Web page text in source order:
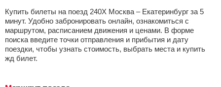
Приб.
09:50
Стонка
15мин
Отпр.
10:05
Км
785 км
В пути
11 ч 15 м
Зуевка
Купить билеты на поезд 240Х Москва – Екатеринбург за 5
минут. Удобно забронировать онлайн, ознакомиться с
маршрутом, расписанием движения и ценами. В форме
поиска введите точки отправления и прибытия и дату
поездки, чтобы узнать стоимость, выбрать места и купить
жд билет.